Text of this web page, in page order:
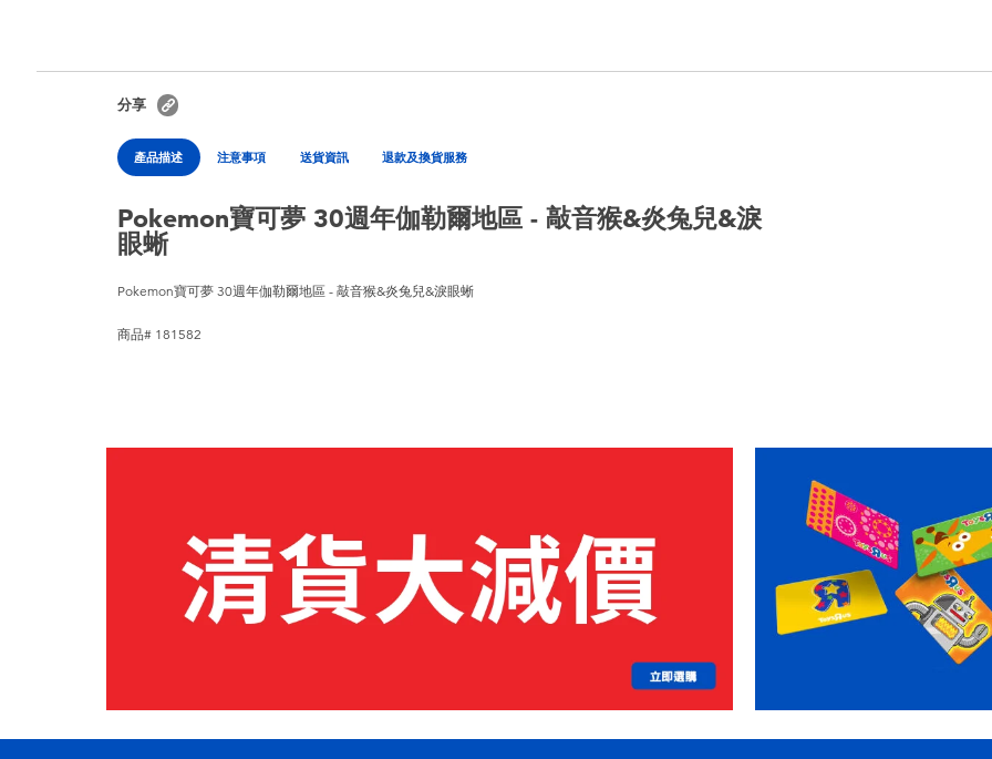
分享
產品描述 注意事項 送貨資訊 退款及換貨服務
Pokemon寶可夢 30週年伽勒爾地區 - 敲音猴&炎兔兒&淚
眼蜥
Pokemon寶可夢 30週年伽勒爾地區 - 敲音猴&炎兔兒&淚眼蜥
商品# 181582